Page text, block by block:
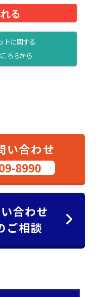
る
トに関する
ちらから
い合わせ
8990
合わせ
ご相談